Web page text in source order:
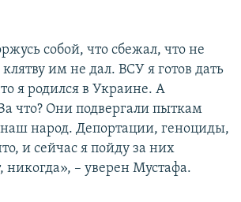
собой, что сбежал, что не
им не дал. ВСУ я готов дать
я родился в Украине. А
что? Они подвергали пыткам
народ. Депортации, геноциды,
и сейчас я пойду за них
никогда», – уверен Мустафа.